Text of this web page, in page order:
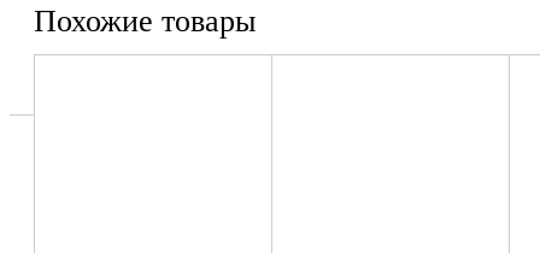
Похожие товары